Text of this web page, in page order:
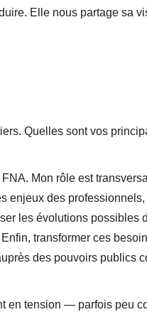
Elle nous partage sa
Quelles sont vos
Mon rôle est
enjeux des
les évolutions possibles
transformer ces
des pouvoirs publics
en tension — parfois peu